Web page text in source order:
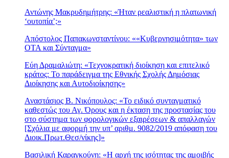
Αντώνης Μακρυδημήτρης: «Ήταν ρεαλιστική η πλατωνική
‘ουτοπία’;»
Απόστολος Παπακωνσταντίνου: ««Κυβερνησιμότητα» των
ΟΤΑ και Σύνταγμα»
Εύη Δραμαλιώτη: «Τεχνοκρατική διοίκηση και επιτελικό
κράτος: Το παράδειγμα της Εθνικής Σχολής Δημόσιας
Διοίκησης και Αυτοδιοίκησης»
Αναστάσιος Β. Νικόπουλος: «Το ειδικό συνταγματικό
καθεστώς του Αγ. Όρους και η έκταση της προστασίας του
στο σύστημα των φορολογικών εξαιρέσεων & απαλλαγών
[Σχόλια με αφορμή την υπ’ αριθμ. 9082/2019 απόφαση του
Διοικ.Πρωτ.Θεσ/νίκης]»
Βασιλική Καραγκούνη: «Η αρχή της ισότητας της αμοιβής